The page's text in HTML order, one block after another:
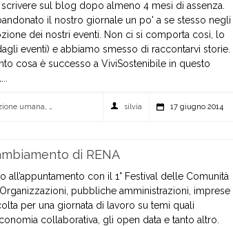
sul blog dopo almeno 4 mesi di assenza.
il nostro giornale un po' a se stesso negli
dei nostri eventi. Non ci si comporta così, lo
eventi) e abbiamo smesso di raccontarvi storie.
cosa è successo a ViviSostenibile in questo
umana, start-up vivisostenibile,team vivisostenibile
silvia 17 giugno 2014
di RENA
all’appuntamento con il 1° Festival delle Comunità
pubbliche amministrazioni, imprese
per una giornata di lavoro su temi quali
collaborativa, gli open data e tanto altro.